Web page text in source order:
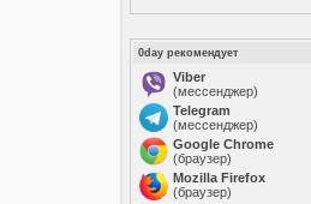
0day рекомендует
Viber
(мессенджер)
Telegram
(мессенджер)
Google Chrome
(браузер)
Mozilla Firefox
(браузер)